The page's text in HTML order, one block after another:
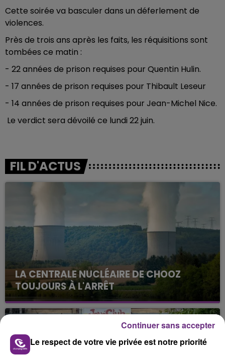
Cette soirée va basculer dans un déferlement de
violences.
Près de trois ans après les faits, les réquisitions sont
tombées ce matin :
- 22 années de prison requises pour Quentin Hulin.
- 17 années de prison requises pour Thibault Leseur
- 14 années de prison requises pour Jean-Michel Nice.
Le verdict sera dévoilé ce lundi 22 juin.
FIL D'ACTUS
LA CENTRALE NUCLÉAIRE DE CHOOZ
TOUJOURS À L'ARRÊT
Cela fait déjà une semaine que la centrale
nucléaire ardennaise est à l'arrêt. Une situation
justifiée par la sécheresse intense qui est toujours
présente.
Le respect de votre vie privée est notre priorité
Continuer sans accepter